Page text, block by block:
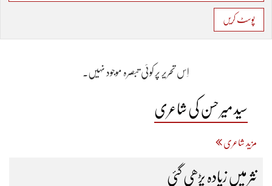
پوسٹ کریں
اِس تحریر پر کوئی تبصرہ موجود نہیں۔
سید میر حسن کی شاعری
مزید شاعری
نثر میں زیادہ پڑھی گئی